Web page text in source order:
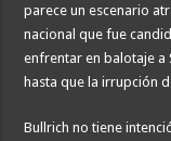
parece un escenario
nacional que fue
enfrentar en balotaje a
hasta que la irrupción
Bullrich no tiene